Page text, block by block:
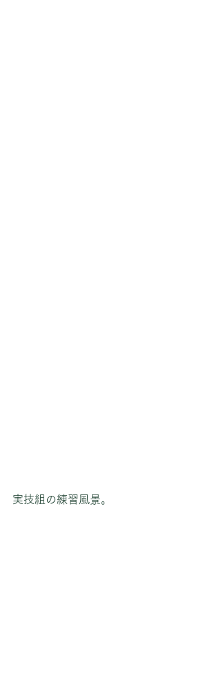
実技組の練習風景。